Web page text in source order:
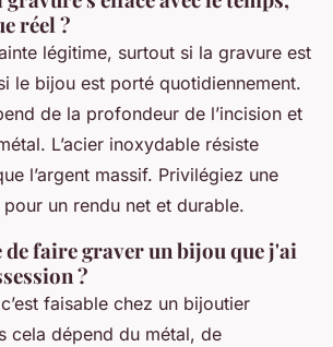
réel ?
légitime, surtout si la gravure est
le bijou est porté quotidiennement.
de la profondeur de l’incision et
L’acier inoxydable résiste
l’argent massif. Privilégiez une
un rendu net et durable.
faire graver un bijou que j'ai
?
faisable chez un bijoutier
cela dépend du métal, de